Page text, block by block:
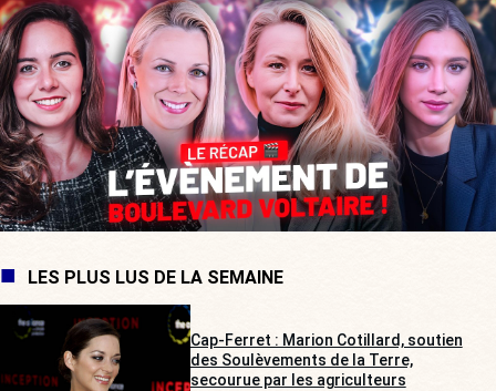
LES PLUS LUS DE LA SEMAINE
Cap-Ferret : Marion Cotillard, soutien
des Soulèvements de la Terre,
secourue par les agriculteurs